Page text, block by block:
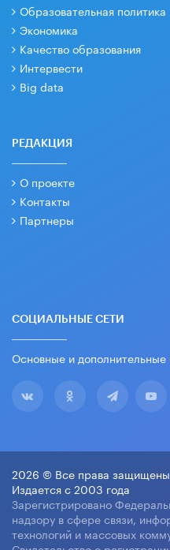
Образовательная политика
Экономика
Качество образования
Интервести
Big data
РЕДАКЦИЯ
О проекте
Контакты
Партнеры
СОЦИАЛЬНЫЕ СЕТИ
Основные и
2026 © Все права
Издается с 2003 года
Зарегистрировано
надзору в сфере связи,
технологий и массовых